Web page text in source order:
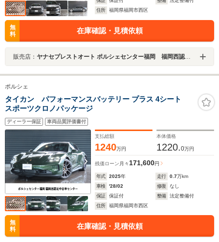
住所
福岡県福岡市西区
無
料
在庫確認・見積依頼
販売店： ヤナセプレストオート ポルシェセンター福岡 福岡西認定中古車センター
ポルシェ
タイカン パフォーマンスバッテリー プラス 4シート
スポーツクロノパッケージ
ディーラー保証 車両品質評価書付
支払総額
1240万円
本体価格
1220.0万円
残価ローン 月々 171,600円
年式 2025年 走行 0.7万km
車検
'28/02 修復
なし
保証
保証付 整備
法定整備付
住所
福岡県福岡市西区
無
料
在庫確認・見積依頼